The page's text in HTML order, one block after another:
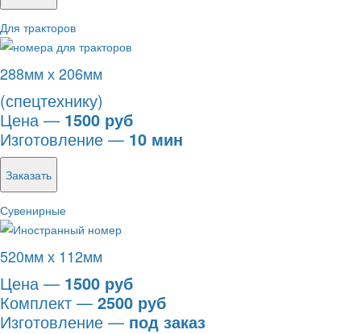
Для тракторов
288мм х 206мм
(спецтехнику)
Цена — 1500 руб
Изготовление — 10 мин
Заказать
Сувенирные
520мм х 112мм
Цена — 1500 руб
Комплект — 2500 руб
Изготовление — под заказ